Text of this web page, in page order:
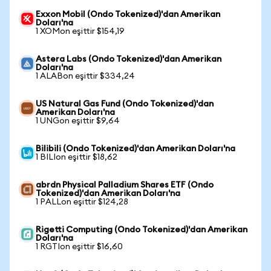
Exxon Mobil (Ondo Tokenized)'dan Amerikan
Doları'na
1 XOMon eşittir $154,19
Astera Labs (Ondo Tokenized)'dan Amerikan
Doları'na
1 ALABon eşittir $334,24
US Natural Gas Fund (Ondo Tokenized)'dan
Amerikan Doları'na
1 UNGon eşittir $9,64
Bilibili (Ondo Tokenized)'dan Amerikan Doları'na
1 BILIon eşittir $18,62
abrdn Physical Palladium Shares ETF (Ondo
Tokenized)'dan Amerikan Doları'na
1 PALLon eşittir $124,28
Rigetti Computing (Ondo Tokenized)'dan Amerikan
Doları'na
1 RGTIon eşittir $16,60